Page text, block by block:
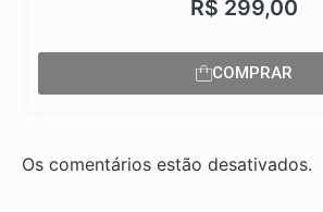
R$ 299,00
COMPRAR
Os comentários estão desativados.